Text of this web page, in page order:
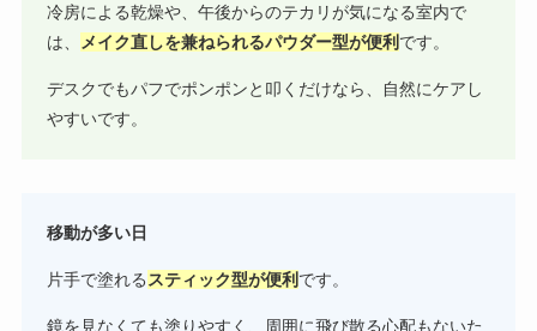
冷房による乾燥や、午後からのテカリが気になる室内で
は、
メイク直しを兼ねられるパウダー型が便利です。
デスクでもパフでポンポンと叩くだけなら、自然にケアし
やすいです。
移動が多い日
片手で塗れる スティック型が便利です。
鏡を見なくても塗りやすく、周囲に飛び散る心配もないた